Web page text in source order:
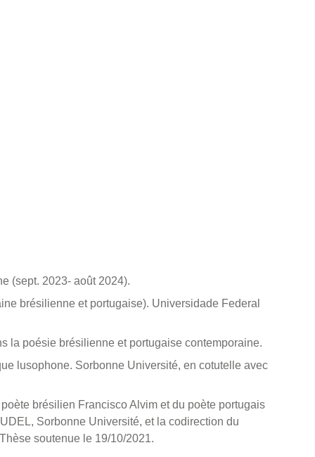
(sept. 2023- août 2024).
brésilienne et portugaise). Universidade Federal
la poésie brésilienne et portugaise contemporaine.
lusophone. Sorbonne Université, en cotutelle avec
brésilien Francisco Alvim et du poète portugais
Sorbonne Université, et la codirection du
soutenue le 19/10/2021.